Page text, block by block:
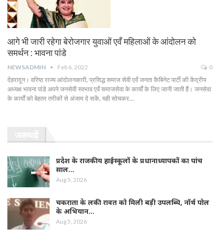
आगे भी जारी रहेगा बेरोजगार युवाओं एवँ महिलाओं के आंदोलन को
समर्थन : भावना पांडे
NEWSADMIN Feb 6, 2022 0
देहरादून। वरिष्ठ राज्य आंदोलनकारी, प्रसिद्ध समाज सेवी एवँ जनता कैबिनेट पार्टी की केंद्रीय
अध्यक्ष भावना पांडे अपने जनसेवी स्वभाव एवँ समाजसेवा के कार्यों के लिए जानी जाती हैं। जनसेवा
के कार्यों को बेहतर तरीकों से अंजाम दे सकें, यही सोचकर…
प्रदेश के राजकीय हाईस्कूलों के प्रधानाध्यापकों का पांच
साल…
Aug 5, 2026
चकराता के लकी रावत को मिली बड़ी उपलब्धि, नॉर्थ पोल
के अभियान…
Aug 5, 2026